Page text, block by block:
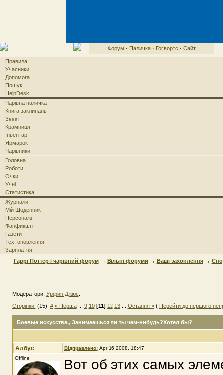
Форум · Паличка· Гоґвортс · Сайт
Правила
Учасники
Допомога
Пошук
HelpDesk
Чарівна паличка
Книга заклинань
Зілля
Крамниця
Інвентар
Ярмарок
Чарівники
Головна
Роботи
Очки
Учні
Статистика
Журнали
Мій Щоденник
Персонажі
Фанфикшн
Газети
Тех. оновлення
Зарплатня
Гаррі Поттер і чарівний форум→ Вільні форуми → Ваші захоплення→
Модератори: Урфин Джюс
Сторінки: (15) # « Перша... 9 10 [11] 12 13... Остання »( Перейти до першого
Боевые искусства., Занимаешься ли ты чем-нибудь?Хотел бы?
Албус Відправлено: Apr 16 2008, 18:47
Offline
Вот об этих самых